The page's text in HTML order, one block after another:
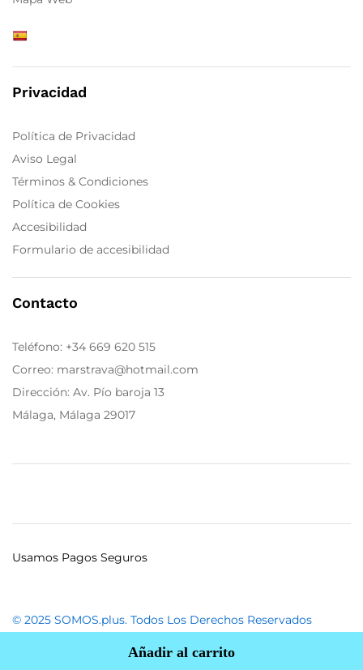
Añadir al carrito
Privacidad
Política de Privacidad
Aviso Legal
Términos & Condiciones
Política de Cookies
Accesibilidad
Formulario de accesibilidad
Contacto
Teléfono: +34 669 620 515
Correo: marstrava@hotmail.com
Dirección: Av. Pío baroja 13
Málaga, Málaga 29017
© 2025 SOMOS.plus. Todos Los Derechos Reservados
Usamos Pagos Seguros